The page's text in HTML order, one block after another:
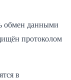
обмен данными
протоколом
в